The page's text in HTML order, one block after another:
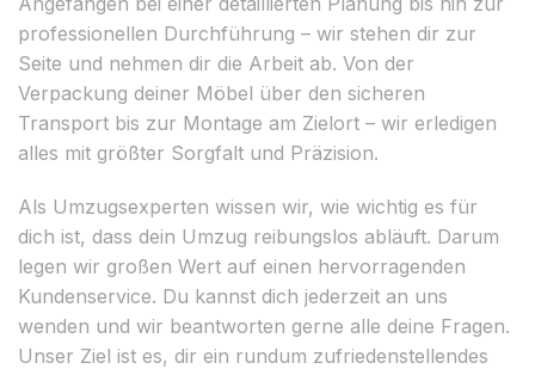
professionellen Durchführung – wir stehen dir zur
Seite und nehmen dir die Arbeit ab. Von der
Verpackung deiner Möbel über den sicheren
Transport bis zur Montage am Zielort – wir erledigen
alles mit größter Sorgfalt und Präzision.
Als Umzugsexperten wissen wir, wie wichtig es für
dich ist, dass dein Umzug reibungslos abläuft. Darum
legen wir großen Wert auf einen hervorragenden
Kundenservice. Du kannst dich jederzeit an uns
wenden und wir beantworten gerne alle deine Fragen.
Unser Ziel ist es, dir ein rundum zufriedenstellendes